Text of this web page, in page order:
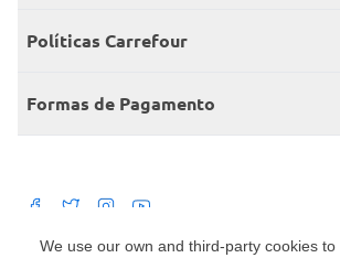
We use our own and third-party cookies to
Consumidor.gov
Grupo Carrefour Brasil
Produtos Carrefour
Políticas Carrefour
Políticas de entregas
Políticas de trocas e devoluções
Formas de Pagamento